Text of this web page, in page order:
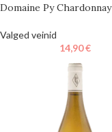
Domaine Py Chardonnay
Valged veinid
14,90€